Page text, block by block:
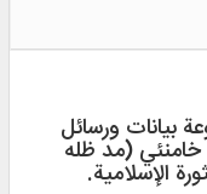
بيانات ورسائل
خامنئي (مد ظله
الإسلامية.